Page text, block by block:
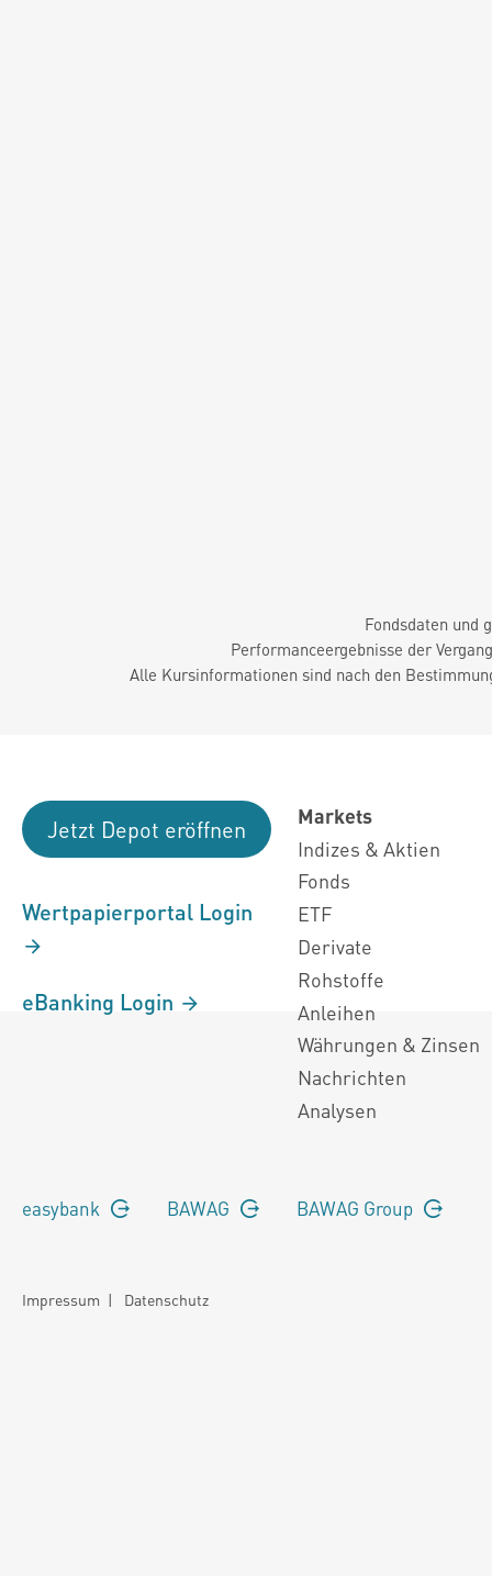
Fondsdaten und
Performanceergebnisse der
Alle Kursinformationen sind nach den
Jetzt Depot eröffnen
Wertpapierportal Login
eBanking Login
Markets
Indizes & Aktien
Fonds
ETF
Derivate
Rohstoffe
Anleihen
Währungen & Zinsen
Nachrichten
Analysen
easybank BAWAG BAWAG Group
Impressum | Datenschutz